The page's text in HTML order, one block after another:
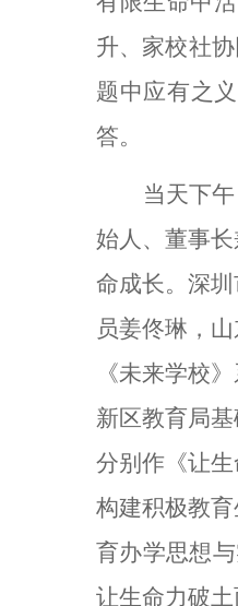
升、家校社
题中应有之
答。
当天下
始人、董事
命成长。深
员姜佟琳，
《未来学校
新区教育局
分别作《让
构建积极教
育办学思想
让生命力破